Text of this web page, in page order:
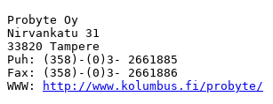
Probyte Oy
Nirvankatu 31
33820 Tampere
Puh: (358)-(0)3- 2661885
Fax: (358)-(0)3- 2661886
WWW:
http://www.kolumbus.fi/probyte/